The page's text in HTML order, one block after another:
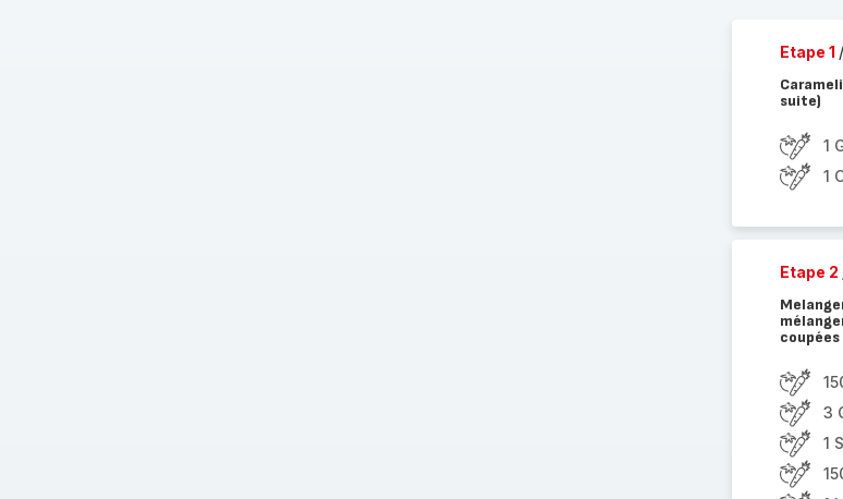
Etape 1
suite)
1
1
Etape 2
3
1